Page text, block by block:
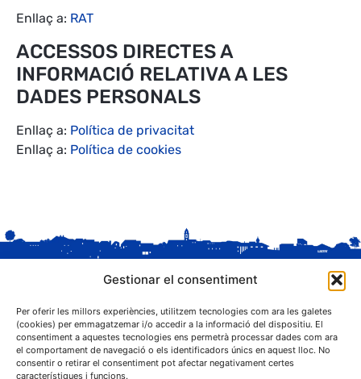
Gestionar el consentiment
Per oferir les millors experiències, utilitzem tecnologies com ara les galetes
(cookies) per emmagatzemar i/o accedir a la informació del dispositiu. El
consentiment a aquestes tecnologies ens permetrà processar dades com ara
el comportament de navegació o els identificadors únics en aquest lloc. No
consentir o retirar el consentiment pot afectar negativament certes
característiques i funcions.
Enllaç a: RAT
ACCESSOS DIRECTES A
INFORMACIÓ RELATIVA A LES
DADES PERSONALS
Enllaç a: Política de privacitat
Enllaç a: Política de cookies
C. Sant Josep, 1
25243 El Palau d'Anglesola (Pla d'Urgell)